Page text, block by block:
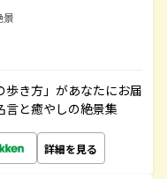
景
き方」があなたにお届
言と癒やしの絶景集
詳細を見る